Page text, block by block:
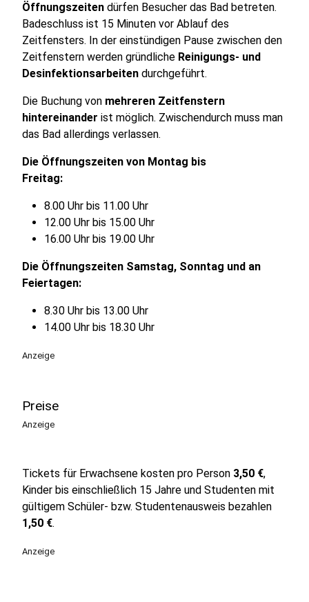
Öffnungszeiten dürfen Besucher das Bad betreten.
Badeschluss ist 15 Minuten vor Ablauf des
Zeitfensters. In der einstündigen Pause zwischen den
Zeitfenstern werden gründliche Reinigungs- und
Desinfektionsarbeiten durchgeführt.
Die Buchung von mehreren Zeitfenstern
hintereinander ist möglich. Zwischendurch muss man
das Bad allerdings verlassen.
Die Öffnungszeiten von Montag bis
Freitag:
8.00 Uhr bis 11.00 Uhr
12.00 Uhr bis 15.00 Uhr
16.00 Uhr bis 19.00 Uhr
Die Öffnungszeiten Samstag, Sonntag und an
Feiertagen:
8.30 Uhr bis 13.00 Uhr
14.00 Uhr bis 18.30 Uhr
Anzeige
Preise
Anzeige
Tickets für Erwachsene kosten pro Person 3,50 €,
Kinder bis einschließlich 15 Jahre und Studenten mit
gültigem Schüler- bzw. Studentenausweis bezahlen
1,50 €.
Anzeige